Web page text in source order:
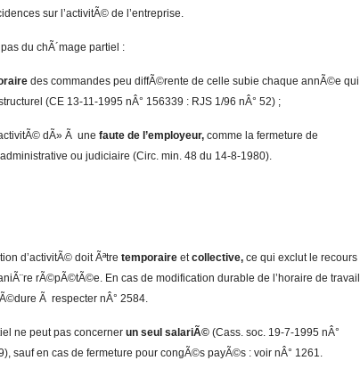
sur l’activitÃ© de l’entreprise.
du chÃ´mage partiel :
des commandes peu diffÃ©rente de celle subie chaque annÃ©e qui
(CE 13-11-1995 nÂ° 156339 : RJS 1/96 nÂ° 52) ;
dÃ» Ã une faute de l’employeur, comme la fermeture de
ou judiciaire (Circ. min. 48 du 14-8-1980).
d’activitÃ© doit Ãªtre temporaire etcollective, ce qui exclut le recours
rÃ©pÃ©tÃ©e. En cas de modification durable de l’horaire de travail
Ã respecter nÂ° 2584.
ne peut pas concerner un seul salariÃ© (Cass. soc. 19-7-1995 nÂ°
sauf en cas de fermeture pour congÃ©s payÃ©s : voir nÂ° 1261.